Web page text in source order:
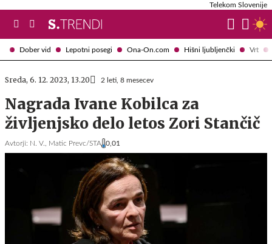
Dober vid Lepotni posegi Ona-On.com Hišni ljubljenčki Vrt
Telekom Slovenije
Sreda, 6. 12. 2023, 13.20 2 leti, 8 mesecev
Nagrada Ivane Kobilca za
življenjsko delo letos Zori Stančič
Avtorji: N. V., Matic Prevc/STA 0,01